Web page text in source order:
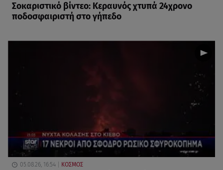
Σοκαριστικό βίντεο: Κεραυνός χτυπά 24χρονο
ποδοσφαιριστή στο γήπεδο
05.08.26, 16:54 ΚΟΣΜΟΣ